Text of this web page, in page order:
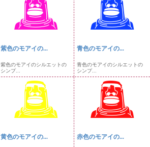
紫色のモアイの...
紫色のモアイのシルエットの
シンプ...
青色のモアイの...
青色のモアイのシルエットの
シンプ...
黄色のモアイの... 赤色のモアイの...